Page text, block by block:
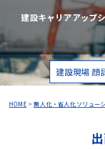
HOME>無人化・省人化ソリュー
建設キャリアアップ
建設現場 顔